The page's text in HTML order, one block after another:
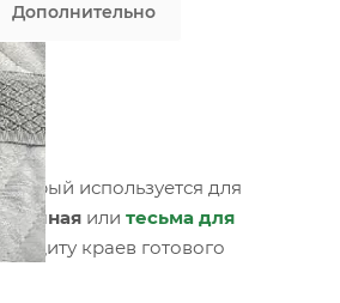
Дополнительно
используется для
или тесьма для
краев готового